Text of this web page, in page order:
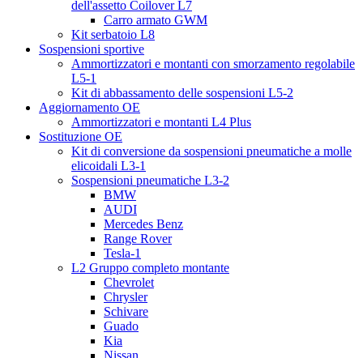
dell'assetto Coilover L7
Carro armato GWM
Kit serbatoio L8
Sospensioni sportive
Ammortizzatori e montanti con smorzamento regolabile
L5-1
Kit di abbassamento delle sospensioni L5-2
Aggiornamento OE
Ammortizzatori e montanti L4 Plus
Sostituzione OE
Kit di conversione da sospensioni pneumatiche a molle
elicoidali L3-1
Sospensioni pneumatiche L3-2
BMW
AUDI
Mercedes Benz
Range Rover
Tesla-1
L2 Gruppo completo montante
Chevrolet
Chrysler
Schivare
Guado
Kia
Nissan